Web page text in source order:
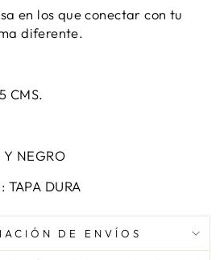
en los que conectar con tu
diferente.
CMS.
Y NEGRO
TAPA DURA
DE ENVÍOS